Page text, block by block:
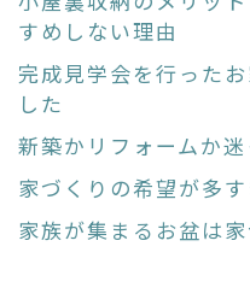
すめしない理由
完成見学会を行った
した
新築かリフォームか
家づくりの希望が多
家族が集まるお盆は